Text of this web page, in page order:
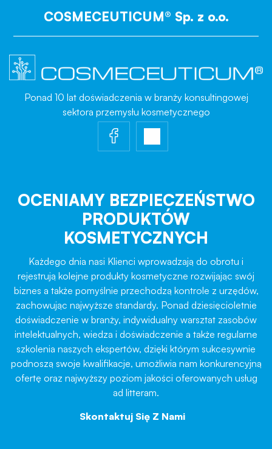
COSMECEUTICUM® Sp. z o.o.
Ponad 10 lat doświadczenia w branży konsultingowej
sektora przemysłu kosmetycznego
OCENIAMY BEZPIECZEŃSTWO
PRODUKTÓW
KOSMETYCZNYCH
Każdego dnia nasi Klienci wprowadzają do obrotu i
rejestrują kolejne produkty kosmetyczne rozwijając swój
biznes a także pomyślnie przechodzą kontrole z urzędów,
zachowując najwyższe standardy. Ponad dziesięcioletnie
doświadczenie w branży, indywidualny warsztat zasobów
intelektualnych, wiedza i doświadczenie a także regularne
szkolenia naszych ekspertów, dzięki którym sukcesywnie
podnoszą swoje kwalifikacje, umożliwia nam konkurencyjną
ofertę oraz najwyższy poziom jakości oferowanych usług
ad litteram.
Skontaktuj Się Z Nami